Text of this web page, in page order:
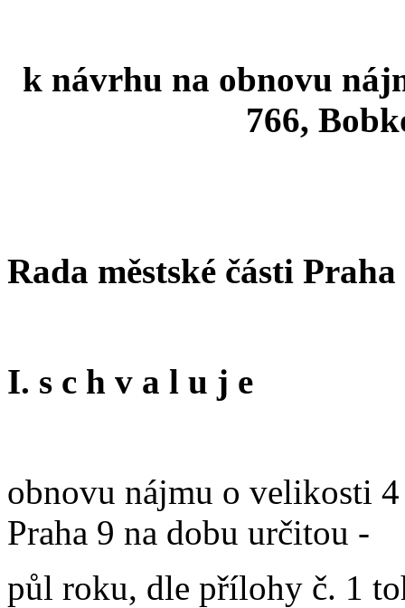
k návrhu na obnovu
766,
Rada městské části Praha
I. s c h v a l u j e
obnovu nájmu o velikosti
Praha 9 na dobu určitou -
půl roku, dle přílohy č. 1